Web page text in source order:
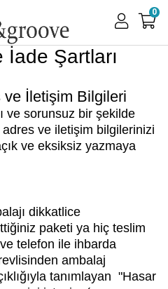
0
İade Şartları
ve İletişim Bilgileri
ve sorunsuz bir şekilde
ve iletişim bilgilerinizi
ve eksiksiz yazmaya
dikkatlice
paketi ya hiç teslim
telefon ile ihbarda
ambalaj
tanımlayan "Hasar